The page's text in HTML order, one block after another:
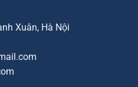
Xuân, Hà Nội